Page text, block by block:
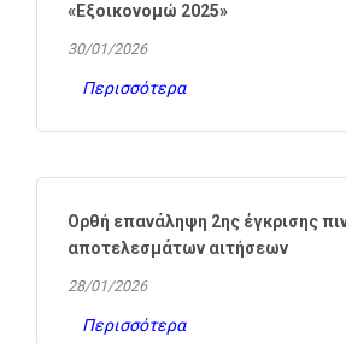
«Εξοικονομώ 2025»
30/01/2026
Περισσότερα
Ορθή επανάληψη 2ης έγκρισης
αποτελεσμάτων αιτήσεων
28/01/2026
Περισσότερα